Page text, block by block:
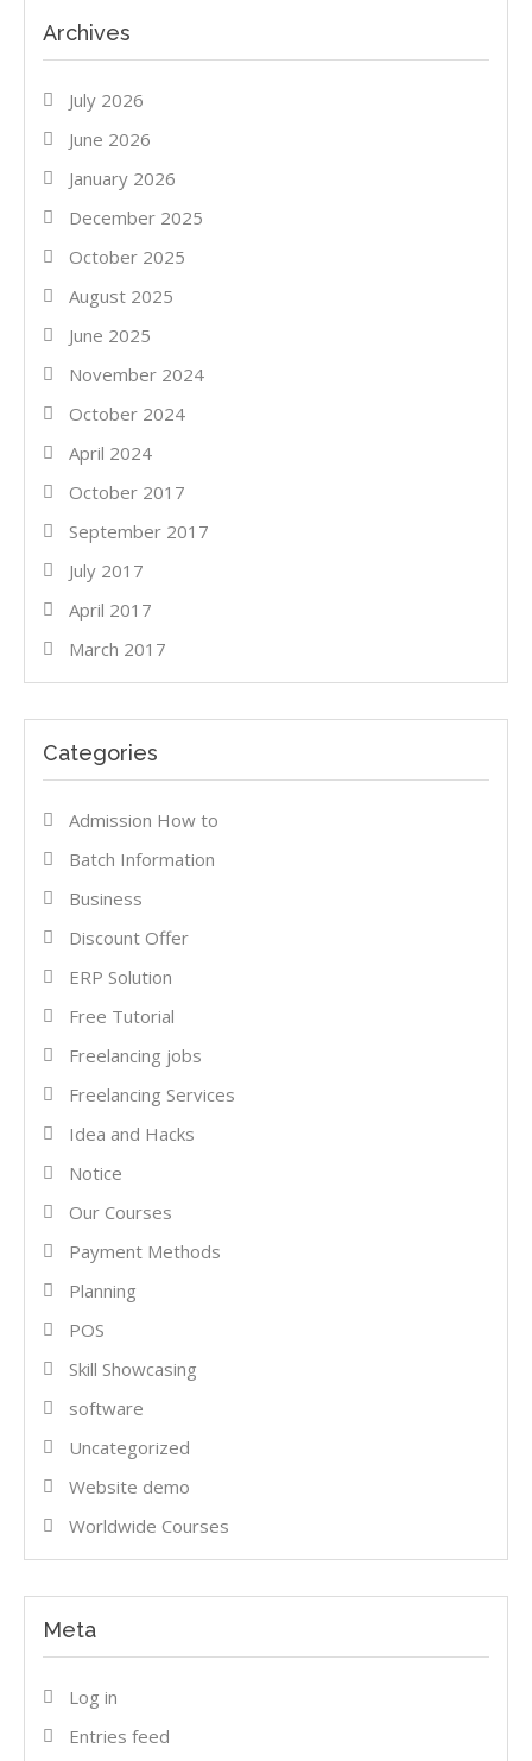
Archives
July 2026
June 2026
January 2026
December 2025
October 2025
August 2025
June 2025
November 2024
October 2024
April 2024
October 2017
September 2017
July 2017
April 2017
March 2017
Categories
Admission How to
Batch Information
Business
Discount Offer
ERP Solution
Free Tutorial
Freelancing jobs
Freelancing Services
Idea and Hacks
Notice
Our Courses
Payment Methods
Planning
POS
Skill Showcasing
software
Uncategorized
Website demo
Worldwide Courses
Meta
Log in
Entries feed